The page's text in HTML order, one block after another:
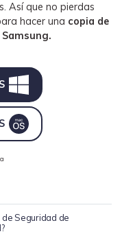
Así que no pierdas
hacer una copia de
de Seguridad de